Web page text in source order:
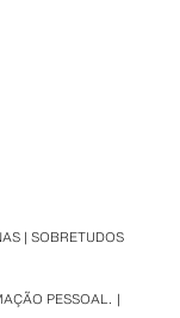
PESSOAL.
| SOBRETUDOS